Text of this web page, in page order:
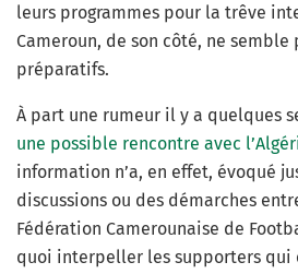
leurs programmes pour la trêve
Cameroun, de son côté, ne semble
préparatifs.
À part une rumeur il y a quelques
une possible rencontre avec
information n’a, en effet, évoqué
discussions ou des démarches
Fédération Camerounaise de
quoi interpeller les supporters qui